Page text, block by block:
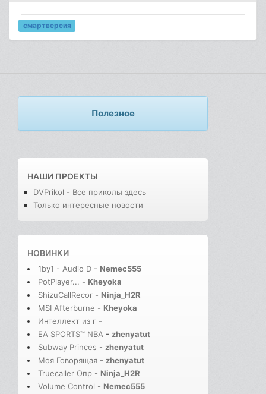
смартверсия
Полезное
НАШИ ПРОЕКТЫ
DVPrikol - Все приколы здесь
Только интересные новости
НОВИНКИ
1by1 - Audio D - Nemec555
PotPlayer... - Kheyoka
ShizuCallRecor - Ninja_H2R
MSI Afterburne - Kheyoka
Интеллект из г -
EA SPORTS™ NBA - zhenyatut
Subway Princes - zhenyatut
Моя Говорящая - zhenyatut
Truecaller Опр - Ninja_H2R
Volume Control - Nemec555